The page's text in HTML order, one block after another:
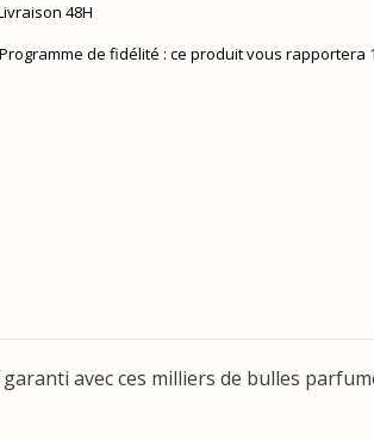
48H
Programme de fidélité : ce produit vous rapportera
avec ces milliers de bulles